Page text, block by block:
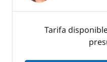
Tarifa